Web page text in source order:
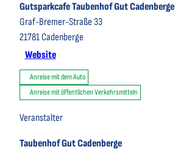
Gutsparkcafe Taubenhof Gut Cadenberge
Graf-Bremer-Straße 33
21781 Cadenberge
Website
Anreise mit dem Auto
Anreise mit öffentlichen Verkehrsmitteln
Veranstalter
Taubenhof Gut Cadenberge